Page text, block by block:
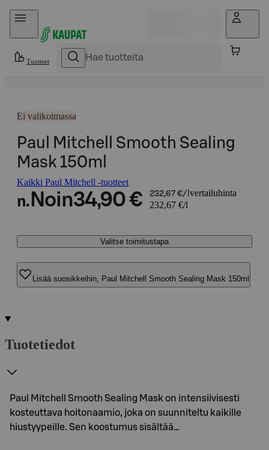
Hyppää sisältöön
Tuotteet
Ei valikoimassa
Paul Mitchell Smooth Sealing
Mask 150ml
Kaikki Paul Mitchell -tuotteet
n. Noin34,90 € 232,67 €/l vertailuhinta
232,67 €/l
Valitse toimitustapa
Lisää suosikkeihin, Paul Mitchell Smooth Sealing Mask 150ml
Tuotetiedot
Paul Mitchell Smooth Sealing Mask on intensiivisesti
kosteuttava hoitonaamio, joka on suunniteltu kaikille
hiustyypeille. Sen koostumus sisältää…